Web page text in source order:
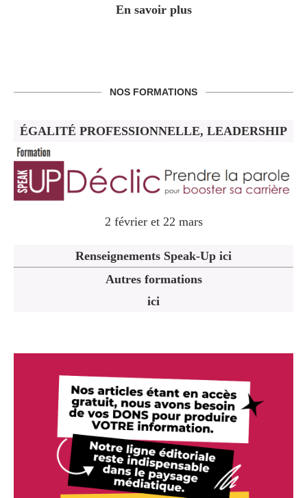
En savoir plus
NOS FORMATIONS
ÉGALITÉ PROFESSIONNELLE, LEADERSHIP
2 février et 22 mars
Renseignements Speak-Up ici
Autres formations
ici